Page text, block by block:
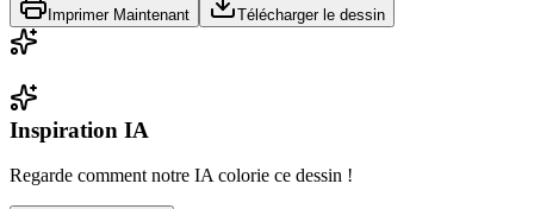
Imprimer Maintenant Télécharger le dessin
Inspiration IA
Regarde comment notre IA colorie ce dessin !